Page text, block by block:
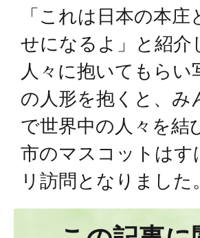
「これは日本の本
せになるよ」と紹介
人々に抱いてもら
の人形を抱くと、み
で世界中の人々を結
市のマスコットは
リ訪問となりました。